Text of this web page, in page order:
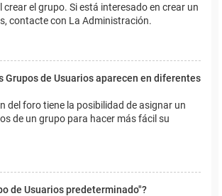
el grupo. Si está interesado en crear un
contacte con La Administración.
Grupos de Usuarios aparecen en diferentes
del foro tiene la posibilidad de asignar un
de un grupo para hacer más fácil su
de Usuarios predeterminado"?